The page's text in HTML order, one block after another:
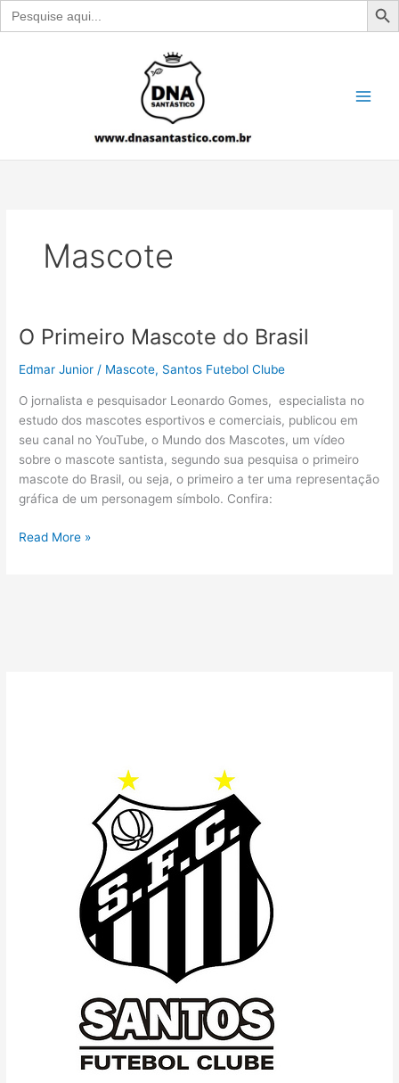
Search
for:
Mascote
O Primeiro Mascote do Brasil
Edmar Junior/ Mascote, Santos Futebol Clube
O jornalista e pesquisador Leonardo Gomes, especialista no
estudo dos mascotes esportivos e comerciais, publicou em
seu canal no YouTube, o Mundo dos Mascotes, um vídeo
sobre o mascote santista, segundo sua pesquisa o primeiro
mascote do Brasil, ou seja, o primeiro a ter uma representação
gráfica de um personagem símbolo. Confira:
O
Read More »